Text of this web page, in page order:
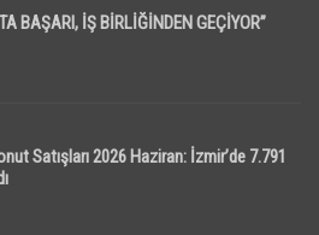
BAŞARI, İŞ BİRLİĞİNDEN GEÇİYOR”
Satışları 2026 Haziran: İzmir’de 7.791